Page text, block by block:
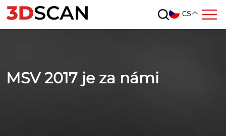
CS
MSV 2017 je za námi